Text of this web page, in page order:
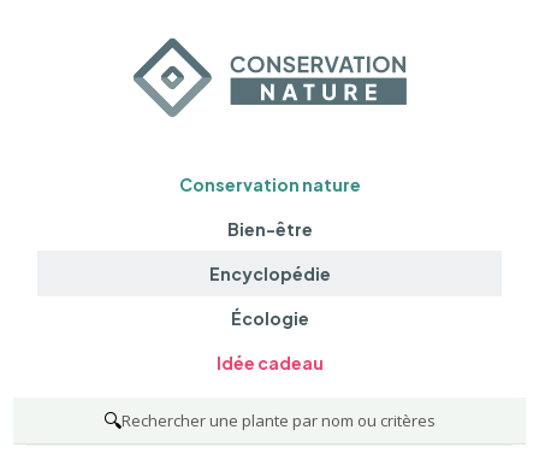
Conservation nature
Bien-être
Encyclopédie
Écologie
Idée cadeau
🔍Rechercher une plante par nom ou critères